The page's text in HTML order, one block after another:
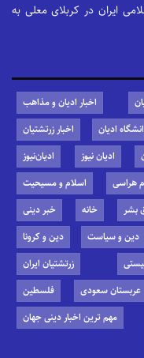
ایران در کربلای معلی به
اخبار ادیان و مذاهب
ادیان
اخبار زرتشتیان
ادیان نیوز
ادیان‌نیوز
هراسی
اسلام و مسیحیت
بشر خانه
خبر دینی
دین و سیاست
دین و کرونا
زرتشتیان ایران
عربستان سعودی
فلسطین
مهم ترین اخبار دینی جهان